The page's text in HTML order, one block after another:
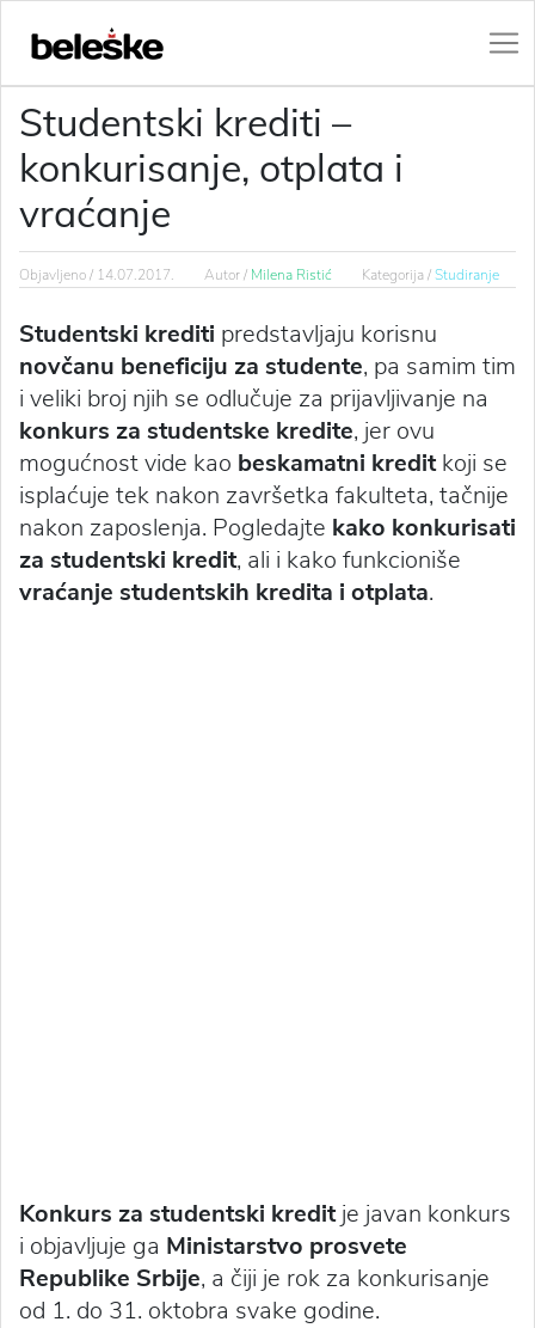
Studentski krediti –
konkurisanje, otplata i
vraćanje
Objavljeno / 14.07.2017. Autor / Milena Ristić Kategorija /Studiranje
Studentski krediti predstavljaju korisnu
novčanu beneficiju za studente, pa samim tim
i veliki broj njih se odlučuje za prijavljivanje na
konkurs za studentske kredite, jer ovu
mogućnost vide kao beskamatni kreditkoji se
isplaćuje tek nakon završetka fakulteta, tačnije
nakon zaposlenja. Pogledajte kako konkurisati
za studentski kredit, ali i kako funkcioniše
vraćanje studentskih kredita i otplata.
Konkurs za studentski kreditje javan konkurs
i objavljuje ga Ministarstvo prosvete
Republike Srbije, a čiji je rok za konkurisanje
od 1. do 31. oktobra svake godine.